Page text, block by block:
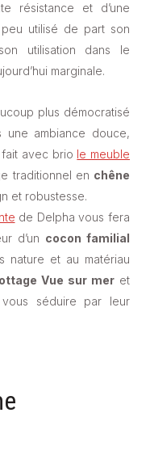
résistance et d’une
utilisé de part son
utilisation dans le
marginale.
plus démocratisé
ambiance douce,
avec brio le meuble
traditionnel en chêne
et robustesse.
de Delpha vous fera
d’un cocon familial
nature et au matériau
Vue sur meret
séduire par leur